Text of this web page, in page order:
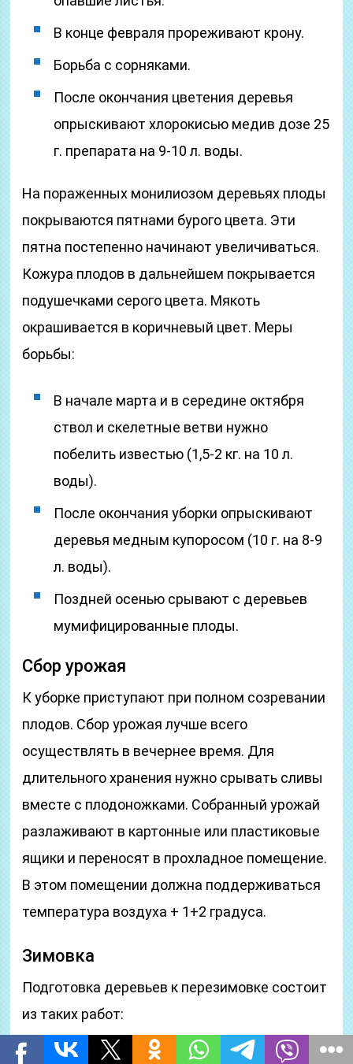
В конце февраля прореживают крону.
Борьба с сорняками.
После окончания цветения деревья
опрыскивают хлорокисью медив дозе 25
г. препарата на 9-10 л. воды.
На пораженных монилиозом деревьях плоды
покрываются пятнами бурого цвета. Эти
пятна постепенно начинают увеличиваться.
Кожура плодов в дальнейшем покрывается
подушечками серого цвета. Мякоть
окрашивается в коричневый цвет. Меры
борьбы:
В начале марта и в середине октября
ствол и скелетные ветви нужно
побелить известью (1,5-2 кг. на 10 л.
воды).
После окончания уборки опрыскивают
деревья медным купоросом (10 г. на 8-9
л. воды).
Поздней осенью срывают с деревьев
мумифицированные плоды.
Сбор урожая
К уборке приступают при полном созревании
плодов. Сбор урожая лучше всего
осуществлять в вечернее время. Для
длительного хранения нужно срывать сливы
вместе с плодоножками. Собранный урожай
разлаживают в картонные или пластиковые
ящики и переносят в прохладное помещение.
В этом помещении должна поддерживаться
температура воздуха + 1+2 градуса.
Зимовка
Подготовка деревьев к перезимовке состоит
из таких работ:
На протяжении сентября раз в неделю